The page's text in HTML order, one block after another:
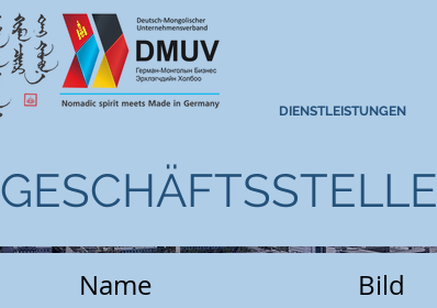
DIENSTLEISTUNGEN
GESCHÄFTSSTELLE
Name Bild